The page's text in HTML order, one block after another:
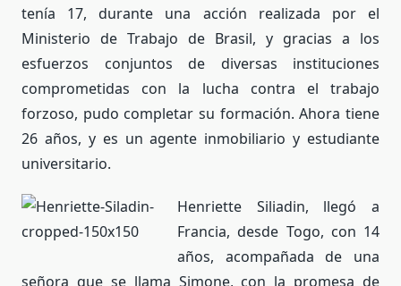
tenía 17, durante una acción realizada por el
Ministerio de Trabajo de Brasil, y gracias a los
esfuerzos conjuntos de diversas instituciones
comprometidas con la lucha contra el trabajo
forzoso, pudo completar su formación. Ahora tiene
26 años, y es un agente inmobiliario y estudiante
universitario.
Henriette Siliadin, llegó a
Francia, desde Togo, con 14
años, acompañada de una
señora que se llama Simone, con la promesa de